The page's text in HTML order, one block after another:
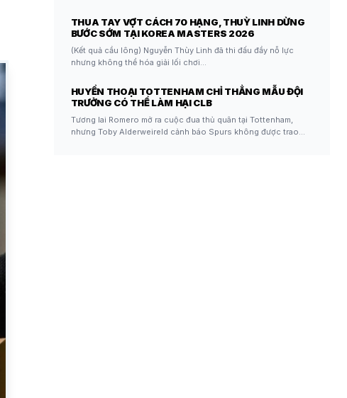
THUA TAY VỢT CÁCH 70 HẠNG, THUỲ LINH DỪNG
BƯỚC SỚM TẠI KOREA MASTERS 2026
(Kết quả cầu lông) Nguyễn Thùy Linh đã thi đấu đầy nỗ lực
nhưng không thể hóa giải lối chơi…
HUYỀN THOẠI TOTTENHAM CHỈ THẲNG MẪU ĐỘI
TRƯỞNG CÓ THỂ LÀM HẠI CLB
Tương lai Romero mở ra cuộc đua thủ quân tại Tottenham,
nhưng Toby Alderweireld cảnh báo Spurs không được trao…